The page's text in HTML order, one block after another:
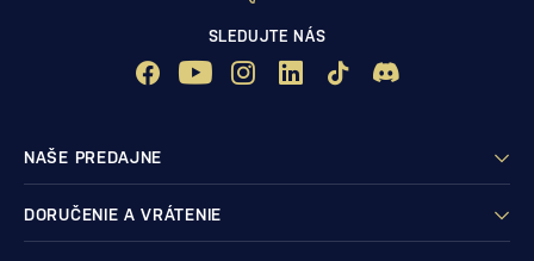
SLEDUJTE NÁS
NAŠE PREDAJNE
DORUČENIE A VRÁTENIE